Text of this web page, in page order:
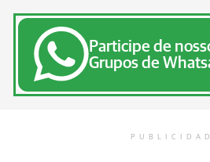
Participe de
Grupos de